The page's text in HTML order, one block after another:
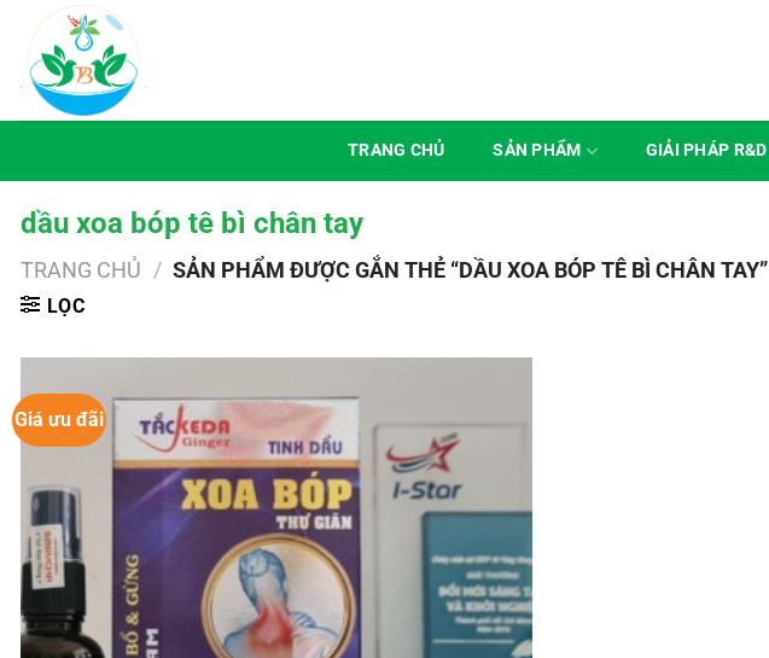
Chuyển
đến
dung
TRANG CHỦ SẢN PHẨM GIẢI PHÁP R&D
dầu xoa bóp tê bì chân tay
TRANG CHỦ / SẢN PHẨM ĐƯỢC GẮN THẺ “DẦU XOA BÓP TÊ BÌ CHÂN TAY”
LỌC
Giá ưu đãi